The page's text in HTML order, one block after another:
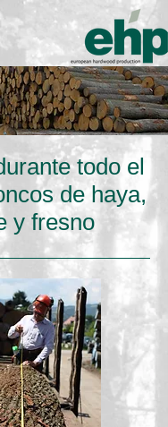
todo el
de haya,
y fresno